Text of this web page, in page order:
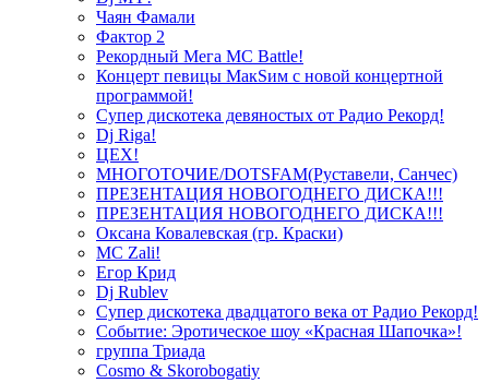
Чаян Фамали
Фактор 2
Рекордный Мега МС Battle!
Концерт певицы МакSим с новой концертной
программой!
Супер дискотека девяностых от Радио Рекорд!
Dj Riga!
ЦЕХ!
МНОГОТОЧИЕ/DOTSFAM(Руставели, Санчес)
ПРЕЗЕНТАЦИЯ НОВОГОДНЕГО ДИСКА!!!
ПРЕЗЕНТАЦИЯ НОВОГОДНЕГО ДИСКА!!!
Оксана Ковалевская (гр. Краски)
MC Zali!
Егор Крид
Dj Rublev
Супер дискотека двадцатого века от Радио Рекорд!
Событие: Эротическое шоу «Красная Шапочка»!
группа Триада
Cosmo & Skorobogatiy